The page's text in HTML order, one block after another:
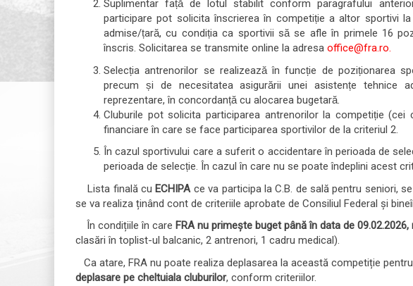
Suplimentar față de lotul stabilit conform paragrafului
participare pot solicita înscrierea în competiție a altor sportivi
admise/țară, cu condiția ca sportivii să se afle în primele 16
înscris. Solicitarea se transmite online la adresa office@fra.ro.
Selecția antrenorilor se realizează în funcție de poziționarea
precum și de necesitatea asigurării unei asistențe tehnice
reprezentare, în concordanță cu alocarea bugetară.
Cluburile pot solicita participarea antrenorilor la competiție
financiare în care se face participarea sportivilor de la criteriul 2.
În cazul sportivului care a suferit o accidentare în perioada de
perioada de selecție. În cazul în care nu se poate îndeplini acest
Lista finală cu ECHIPA ce va participa la C.B. de sală pentru seniori,
se va realiza ținând cont de criteriile aprobate de Consiliul Federal și
În condițiile în care FRA nu primește buget până în data de
clasări în toplist-ul balcanic, 2 antrenori, 1 cadru medical).
Ca atare, FRA nu poate realiza deplasarea la această competiție
deplasare pe cheltuiala cluburilor, conform criteriilor.